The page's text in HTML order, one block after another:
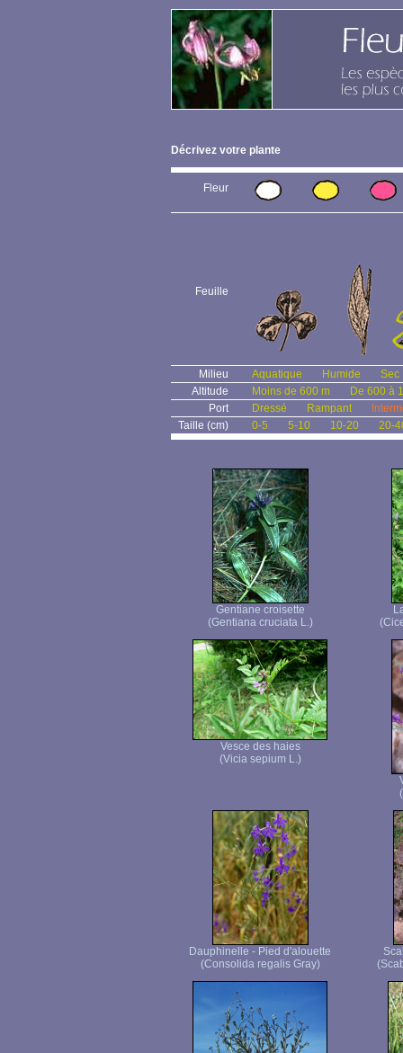
Décrivez votre plante
Fleur
Feuille
Milieu Aquatique Humide
Sec
Altitude
Moins de 600 m
De 600 à
Port
Dressé Rampant
Taille (cm)
0-5 5-10 10-20 20-
Gentiane croisette
(Gentiana cruciata L.)
Vesce des haies
(Vicia sepium L.)
Dauphinelle - Pied d'alouette
(Consolida regalis Gray)